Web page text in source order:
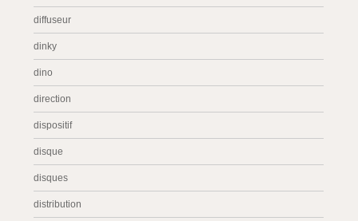
diffuseur
dinky
dino
direction
dispositif
disque
disques
distribution